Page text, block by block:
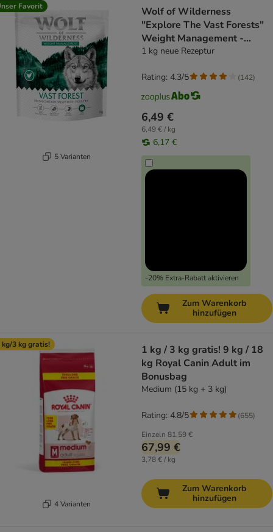
Favorit
5 Varianten
Wolf of Wilderness
"Explore The Vast Forests"
Weight Management -
getreidefrei
1 kg neue Rezeptur
6,49 €
6,49 € / kg
6,17 €
-20% Extra-Rabatt aktivieren
Rating: 4.3/5 (142)
Zum Warenkorb
hinzufügen
kg/3 kg gratis!
4 Varianten
1 kg / 3 kg gratis! 9 kg / 18
kg Royal Canin Adult im
Bonusbag
Medium (15 kg + 3 kg)
Einzeln 81,59 €
67,99 €
3,78 € / kg
Rating: 4.8/5 (655)
Zum Warenkorb
hinzufügen